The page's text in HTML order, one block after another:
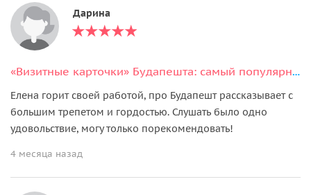
Дарина
«Визитные карточки» Будапешта: самый популярный пешеходный тур
Елена горит своей работой, про Будапешт рассказывает с
большим трепетом и гордостью. Слушать было одно
удовольствие, могу только порекомендовать!
4 месяца назад